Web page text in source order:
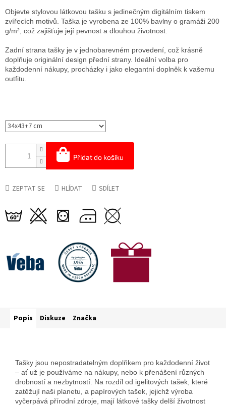
Přidat do košíku
Objevte stylovou látkovou tašku s jedinečným digitálním tiskem
zvířecích motivů. Taška je vyrobena ze 100% bavlny o gramáži 200
g/m², což zajišťuje její pevnost a dlouhou životnost.
Zadní strana tašky je v jednobarevném provedení, což krásně
doplňuje originální design přední strany. Ideální volba pro
každodenní nákupy, procházky i jako elegantní doplněk k vašemu
outfitu.
ZEPTAT SE HLÍDAT SDÍLET
Popis Diskuze Značka
Tašky jsou nepostradatelným doplňkem pro každodenní život
– ať už je používáme na nákupy, nebo k přenášení různých
drobností a nezbytností. Na rozdíl od igelitových tašek, které
zatěžují naši planetu, a papírových tašek, jejichž výroba
vyčerpává přírodní zdroje, mají látkové tašky delší životnost